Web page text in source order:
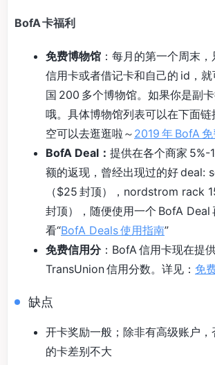
BofA 卡福利
免费博物馆 ：每月的第一个周末
信用卡或者借记卡和自己的 id，
国 200 多个博物馆。如果你是副
哦。具体博物馆列表可以在下面
空可以去逛逛啦～ 2019 年 BofA
BofA Deal： 提供在各个商家 5%-
额的返现，曾经出现过的好 deal:
（$25 封顶），nordstrom rack
封顶），随便使用一个 BofA Deal
看“BofA Deals 使用指南”
免费信用分：BofA 信用卡现在提
TransUnion 信用分数。详见： 免
缺点
开卡奖励一般；除非有高级账户，
的卡差别不大